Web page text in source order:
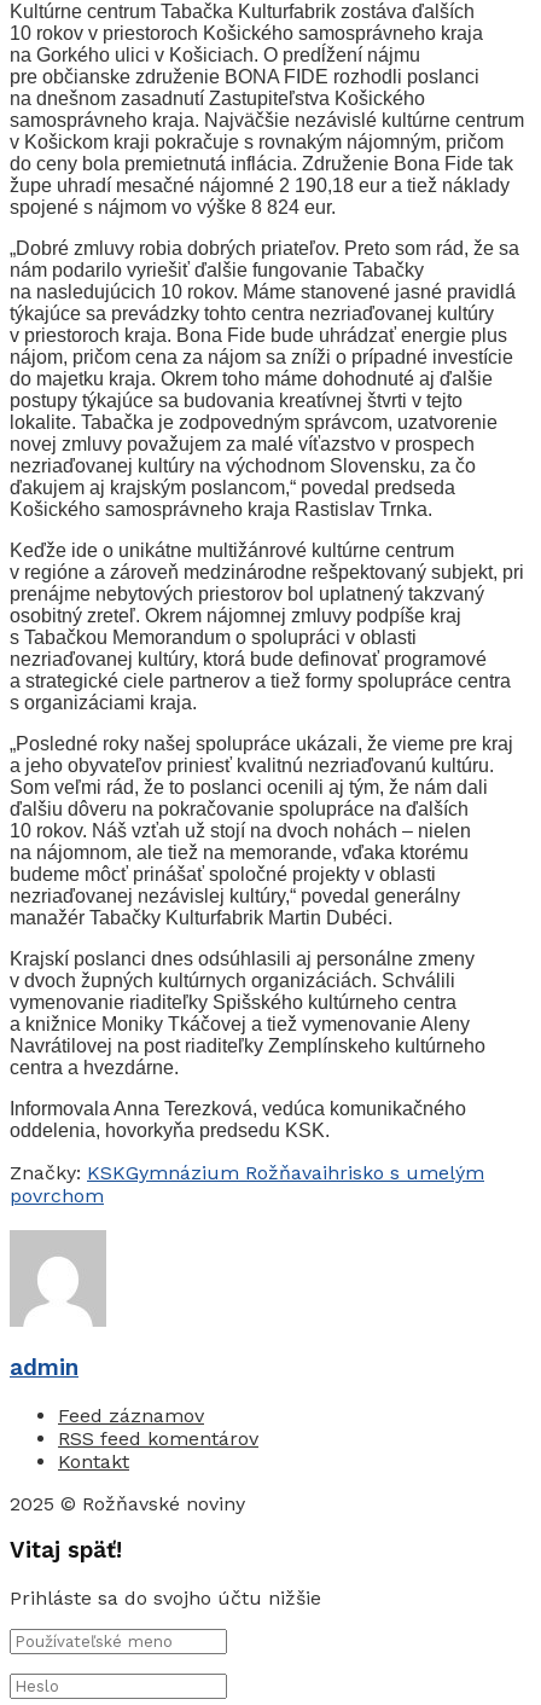
Kultúrne centrum Tabačka Kulturfabrik zostáva ďalších
10 rokov v priestoroch Košického samosprávneho kraja
na Gorkého ulici v Košiciach. O predĺžení nájmu
pre občianske združenie BONA FIDE rozhodli poslanci
na dnešnom zasadnutí Zastupiteľstva Košického
samosprávneho kraja. Najväčšie nezávislé kultúrne centrum
v Košickom kraji pokračuje s rovnakým nájomným, pričom
do ceny bola premietnutá inflácia. Združenie Bona Fide tak
župe uhradí mesačné nájomné 2 190,18 eur a tiež náklady
spojené s nájmom vo výške 8 824 eur.
„Dobré zmluvy robia dobrých priateľov. Preto som rád, že sa
nám podarilo vyriešiť ďalšie fungovanie Tabačky
na nasledujúcich 10 rokov. Máme stanovené jasné pravidlá
týkajúce sa prevádzky tohto centra nezriaďovanej kultúry
v priestoroch kraja. Bona Fide bude uhrádzať energie plus
nájom, pričom cena za nájom sa zníži o prípadné investície
do majetku kraja. Okrem toho máme dohodnuté aj ďalšie
postupy týkajúce sa budovania kreatívnej štvrti v tejto
lokalite. Tabačka je zodpovedným správcom, uzatvorenie
novej zmluvy považujem za malé víťazstvo v prospech
nezriaďovanej kultúry na východnom Slovensku, za čo
ďakujem aj krajským poslancom,“ povedal predseda
Košického samosprávneho kraja Rastislav Trnka.
Keďže ide o unikátne multižánrové kultúrne centrum
v regióne a zároveň medzinárodne rešpektovaný subjekt, pri
prenájme nebytových priestorov bol uplatnený takzvaný
osobitný zreteľ. Okrem nájomnej zmluvy podpíše kraj
s Tabačkou Memorandum o spolupráci v oblasti
nezriaďovanej kultúry, ktorá bude definovať programové
a strategické ciele partnerov a tiež formy spolupráce centra
s organizáciami kraja.
„Posledné roky našej spolupráce ukázali, že vieme pre kraj
a jeho obyvateľov priniesť kvalitnú nezriaďovanú kultúru.
Som veľmi rád, že to poslanci ocenili aj tým, že nám dali
ďalšiu dôveru na pokračovanie spolupráce na ďalších
10 rokov. Náš vzťah už stojí na dvoch nohách – nielen
na nájomnom, ale tiež na memorande, vďaka ktorému
budeme môcť prinášať spoločné projekty v oblasti
nezriaďovanej nezávislej kultúry,“ povedal generálny
manažér Tabačky Kulturfabrik Martin Dubéci.
Krajskí poslanci dnes odsúhlasili aj personálne zmeny
v dvoch župných kultúrnych organizáciách. Schválili
vymenovanie riaditeľky Spišského kultúrneho centra
a knižnice Moniky Tkáčovej a tiež vymenovanie Aleny
Navrátilovej na post riaditeľky Zemplínskeho kultúrneho
centra a hvezdárne.
Informovala Anna Terezková, vedúca komunikačného
oddelenia, hovorkyňa predsedu KSK.
Značky: KSKGymnázium Rožňavaihrisko s umelým
povrchom
admin
Feed záznamov
RSS feed komentárov
Kontakt
2025 © Rožňavské noviny
Vitaj späť!
Prihláste sa do svojho účtu nižšie